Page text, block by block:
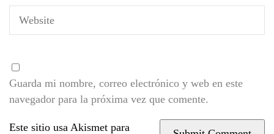
Guarda mi nombre, correo electrónico y web en este
navegador para la próxima vez que comente.
Este sitio usa Akismet para